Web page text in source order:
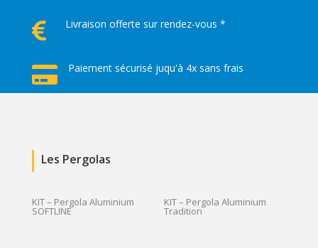
 Livraison offerte sur rendez-vous *
 Paiement sécurisé juqu'à 4x sans frais
Les Pergolas
KIT – Pergola Aluminium
SOFTLINE
KIT – Pergola Aluminium
Tradition